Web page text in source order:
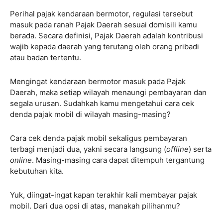
Perihal pajak kendaraan bermotor, regulasi tersebut
masuk pada ranah Pajak Daerah sesuai domisili kamu
berada. Secara definisi, Pajak Daerah adalah kontribusi
wajib kepada daerah yang terutang oleh orang pribadi
atau badan tertentu.
Mengingat kendaraan bermotor masuk pada Pajak
Daerah, maka setiap wilayah menaungi pembayaran dan
segala urusan. Sudahkah kamu mengetahui cara cek
denda pajak mobil di wilayah masing-masing?
Cara cek denda pajak mobil sekaligus pembayaran
terbagi menjadi dua, yakni secara langsung (offline) serta
online. Masing-masing cara dapat ditempuh tergantung
kebutuhan kita.
Yuk, diingat-ingat kapan terakhir kali membayar pajak
mobil. Dari dua opsi di atas, manakah pilihanmu?